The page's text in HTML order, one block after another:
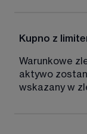
Kupno z
Warunkowe
aktywo
wskazany w